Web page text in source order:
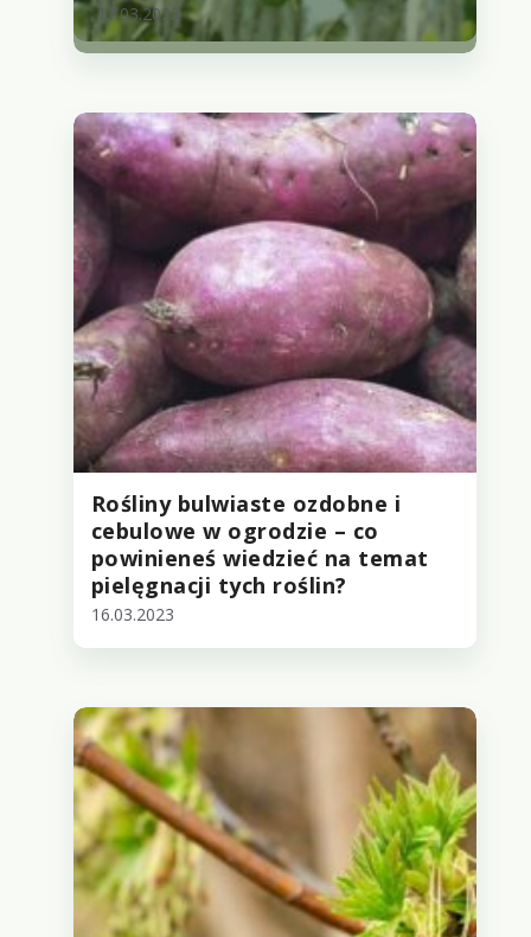
17.03.2023
Rośliny bulwiaste ozdobne i
cebulowe w ogrodzie – co
powinieneś wiedzieć na temat
pielęgnacji tych roślin?
16.03.2023